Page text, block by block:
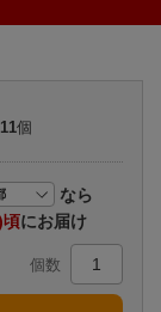
ト
ニュース
11個
なら
頃にお届け
個数